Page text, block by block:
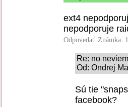
ext4
nepodporuje
Odpovedať Známka:
Re: no neviem
Od: Ondrej
Sú tie
facebook?